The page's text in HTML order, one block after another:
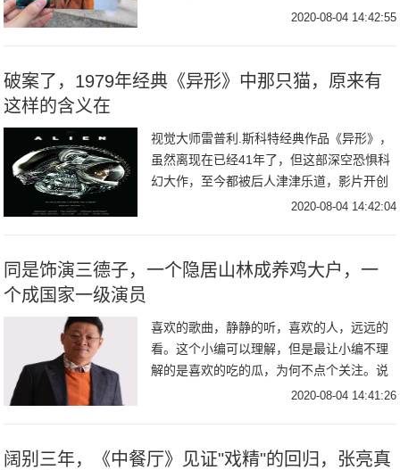
产片的爱，由于形式有趣吸引到不少人关
2020-08-04 14:42:55
破案了，1979年经典《异形》中那只猫，原来有
这样的含义在
视觉大师雷普利.斯科特经典作品《异形》，
虽然离现在已经41年了，但这部深空恐惧科
幻大作，至今都被后人津津乐道，影片开创
了恐惧科幻类型的先河，也让异形这样的外
2020-08-04 14:42:04
同是饰演三德子，一个隐居山林成养鸡大户，一
个成国家一级演员
喜欢的歌曲，静静的听，喜欢的人，远远的
看。这个小编可以理解，但是最让小编不理
解的是喜欢的吃的瓜，为何不点个关注。说
的就是你这个小可爱啦！好啦好啦，小编知
2020-08-04 14:41:26
阔别三年，《中餐厅》见证"戏精"的回归，张亮真